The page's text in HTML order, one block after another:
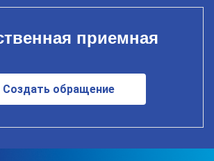
приемная
Создать обращение